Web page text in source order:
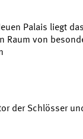
Palais liegt
Raum von
der Schlösser